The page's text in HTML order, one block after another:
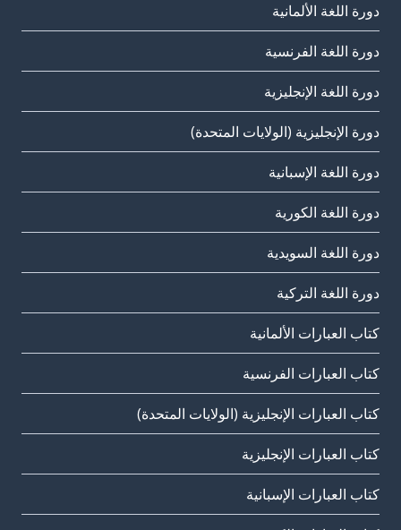
دورة اللغة الألمانية
دورة اللغة الفرنسية
دورة اللغة الإنجليزية
دورة الإنجليزية (الولايات المتحدة)
دورة اللغة الإسبانية
دورة اللغة الكورية
دورة اللغة السويدية
دورة اللغة التركية
كتاب العبارات الألمانية
كتاب العبارات الفرنسية
كتاب العبارات الإنجليزية (الولايات المتحدة)
كتاب العبارات الإنجليزية
كتاب العبارات الإسبانية